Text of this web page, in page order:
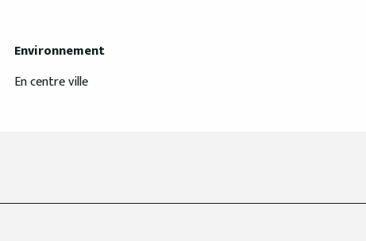
Environnement
Environnement
En centre ville